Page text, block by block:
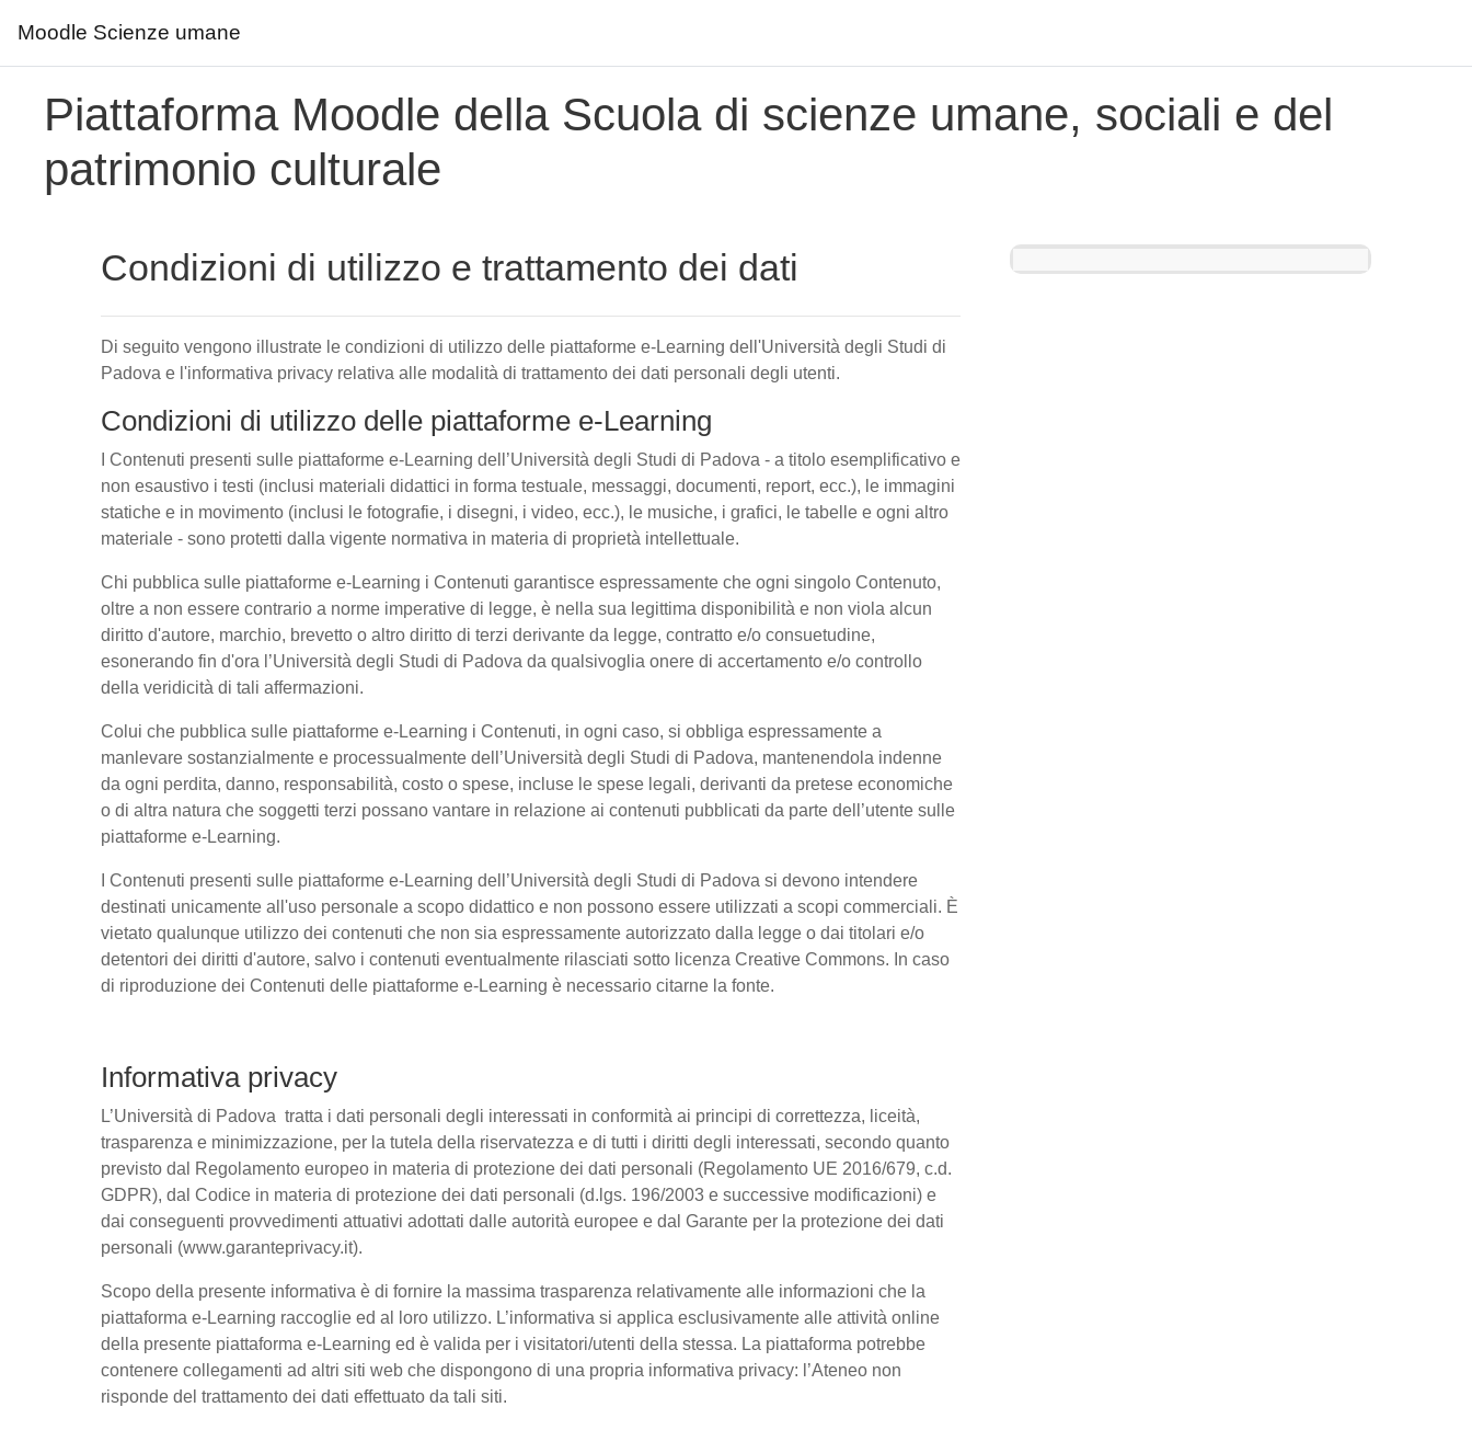
Moodle Scienze umane
Piattaforma Moodle della Scuola di scienze umane, sociali e del
patrimonio culturale
Condizioni di utilizzo e trattamento dei dati
Di seguito vengono illustrate le condizioni di utilizzo delle piattaforme e-Learning dell'Università degli Studi di
Padova e l'informativa privacy relativa alle modalità di trattamento dei dati personali degli utenti.
Condizioni di utilizzo delle piattaforme e-Learning
I Contenuti presenti sulle piattaforme e-Learning dell’Università degli Studi di Padova - a titolo esemplificativo e
non esaustivo i testi (inclusi materiali didattici in forma testuale, messaggi, documenti, report, ecc.), le immagini
statiche e in movimento (inclusi le fotografie, i disegni, i video, ecc.), le musiche, i grafici, le tabelle e ogni altro
materiale - sono protetti dalla vigente normativa in materia di proprietà intellettuale.
Chi pubblica sulle piattaforme e-Learning i Contenuti garantisce espressamente che ogni singolo Contenuto,
oltre a non essere contrario a norme imperative di legge, è nella sua legittima disponibilità e non viola alcun
diritto d'autore, marchio, brevetto o altro diritto di terzi derivante da legge, contratto e/o consuetudine,
esonerando fin d'ora l’Università degli Studi di Padova da qualsivoglia onere di accertamento e/o controllo
della veridicità di tali affermazioni.
Colui che pubblica sulle piattaforme e-Learning i Contenuti, in ogni caso, si obbliga espressamente a
manlevare sostanzialmente e processualmente dell’Università degli Studi di Padova, mantenendola indenne
da ogni perdita, danno, responsabilità, costo o spese, incluse le spese legali, derivanti da pretese economiche
o di altra natura che soggetti terzi possano vantare in relazione ai contenuti pubblicati da parte dell’utente sulle
piattaforme e-Learning.
I Contenuti presenti sulle piattaforme e-Learning dell’Università degli Studi di Padova si devono intendere
destinati unicamente all'uso personale a scopo didattico e non possono essere utilizzati a scopi commerciali. È
vietato qualunque utilizzo dei contenuti che non sia espressamente autorizzato dalla legge o dai titolari e/o
detentori dei diritti d'autore, salvo i contenuti eventualmente rilasciati sotto licenza Creative Commons. In caso
di riproduzione dei Contenuti delle piattaforme e-Learning è necessario citarne la fonte.
Informativa privacy
L’Università di Padova tratta i dati personali degli interessati in conformità ai principi di correttezza, liceità,
trasparenza e minimizzazione, per la tutela della riservatezza e di tutti i diritti degli interessati, secondo quanto
previsto dal Regolamento europeo in materia di protezione dei dati personali (Regolamento UE 2016/679, c.d.
GDPR), dal Codice in materia di protezione dei dati personali (d.lgs. 196/2003 e successive modificazioni) e
dai conseguenti provvedimenti attuativi adottati dalle autorità europee e dal Garante per la protezione dei dati
personali (www.garanteprivacy.it).
Scopo della presente informativa è di fornire la massima trasparenza relativamente alle informazioni che la
piattaforma e-Learning raccoglie ed al loro utilizzo. L’informativa si applica esclusivamente alle attività online
della presente piattaforma e-Learning ed è valida per i visitatori/utenti della stessa. La piattaforma potrebbe
contenere collegamenti ad altri siti web che dispongono di una propria informativa privacy: l’Ateneo non
risponde del trattamento dei dati effettuato da tali siti.
Blocchi